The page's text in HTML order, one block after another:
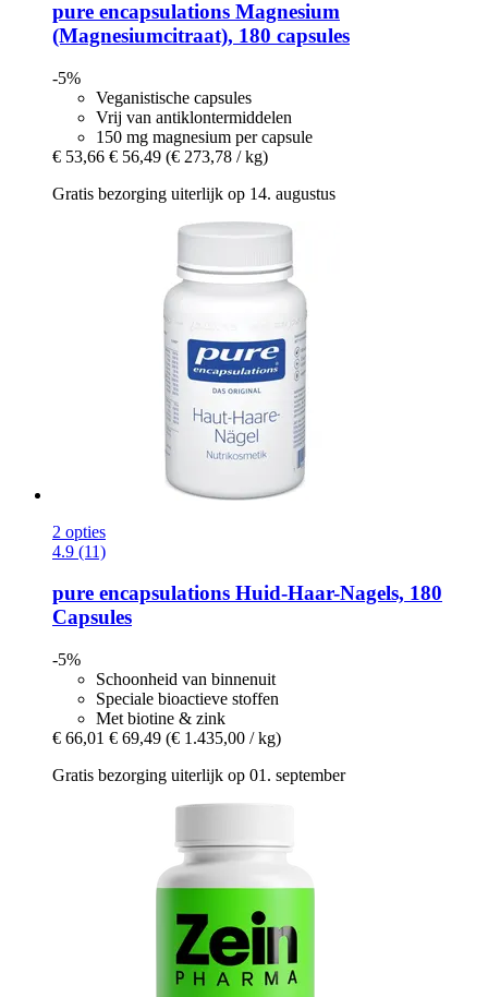
pure encapsulations Magnesium
(Magnesiumcitraat), 180 capsules
-5%
Veganistische capsules
Vrij van antiklontermiddelen
150 mg magnesium per capsule
€ 53,66 € 56,49 (€ 273,78 / kg)
Gratis bezorging uiterlijk op 14. augustus
2 opties
4.9 (11)
pure encapsulations Huid-​Haar-​Nagels, 180
Capsules
-5%
Schoonheid van binnenuit
Speciale bioactieve stoffen
Met biotine & zink
€ 66,01 € 69,49 (€ 1.435,00 / kg)
Gratis bezorging uiterlijk op 01. september